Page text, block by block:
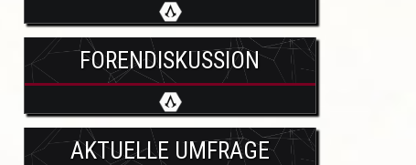
FORENDISKUSSION
AKTUELLE UMFRAGE